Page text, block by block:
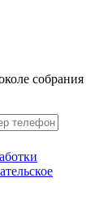
собрания